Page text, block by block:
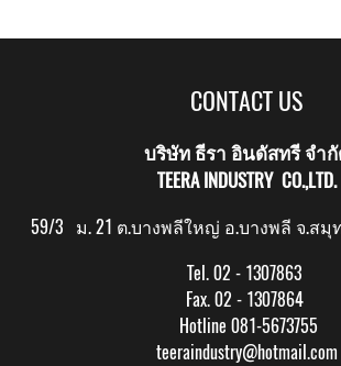
CONTACT US
บริษัท ธีรา อินดัสทรี จำ
TEERA INDUSTRY CO.,LTD.
59/3 ม. 21 ต.บางพลีใหญ่ อ.บางพลี จ.สมุ
Tel. 02 - 1307863
Fax. 02 - 1307864
Hotline 081-5673755
teeraindustry@hotmail.com